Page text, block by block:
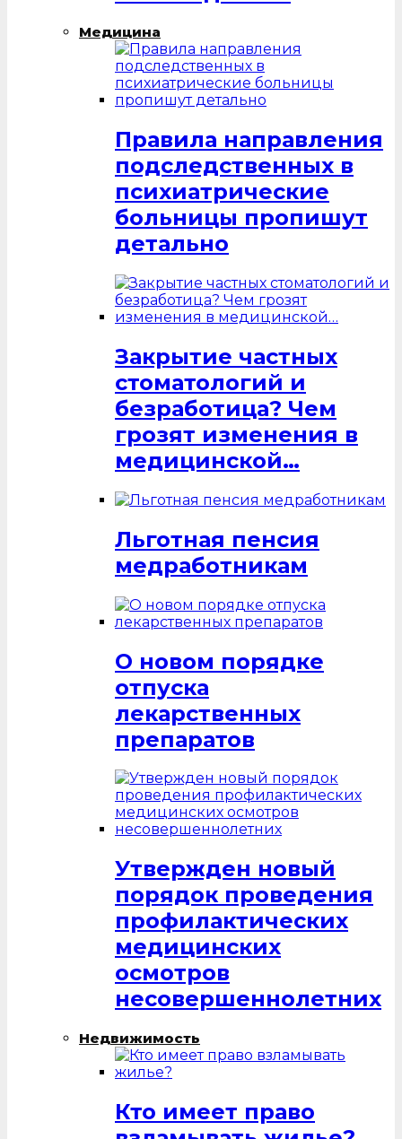
Медицина
Правила направления
подследственных в
психиатрические
больницы пропишут
детально
Закрытие частных
стоматологий и
безработица? Чем
грозят изменения в
медицинской…
Льготная пенсия
медработникам
О новом порядке
отпуска
лекарственных
препаратов
Утвержден новый
порядок проведения
профилактических
медицинских
осмотров
несовершеннолетних
Недвижимость
Кто имеет право